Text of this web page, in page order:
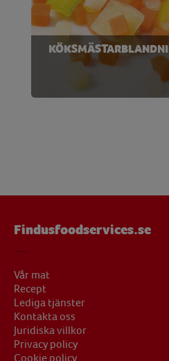
Findusfoodservices.se
Vår mat
Recept
Lediga tjänster
Kontakta oss
Juridiska villkor
Privacy policy
Cookie policy